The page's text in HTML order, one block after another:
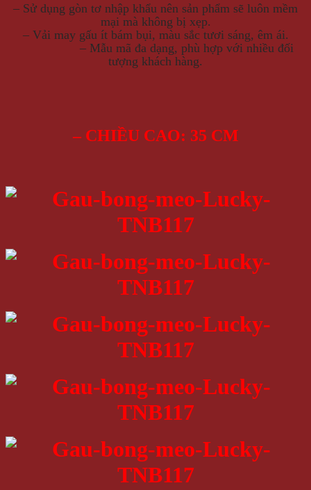
– Sử dụng gòn tơ nhập khẩu nên sản phẩm sẽ luôn mềm
mại mà không bị xẹp.
– Vải may gấu ít bám bụi, màu sắc tươi sáng, êm ái.
– Mẫu mã đa dạng, phù hợp với nhiều đối
tượng khách hàng.
– CHIỀU CAO: 35 CM